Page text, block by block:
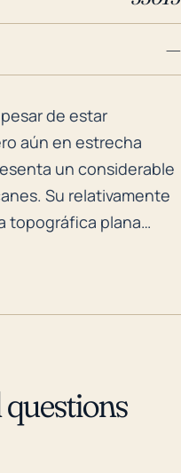
—
pesar de estar
de estar
aún en estrecha
un considerable
Su relativamente
topográfica plana
inundaciones,
La ciudad también
de los huracanes